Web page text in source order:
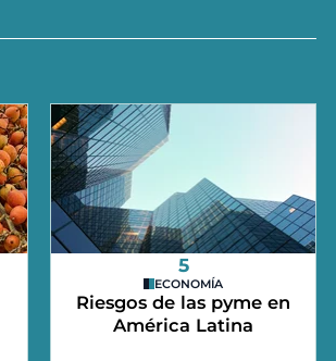
5
ECONOMÍA
Riesgos de las pyme en
América Latina